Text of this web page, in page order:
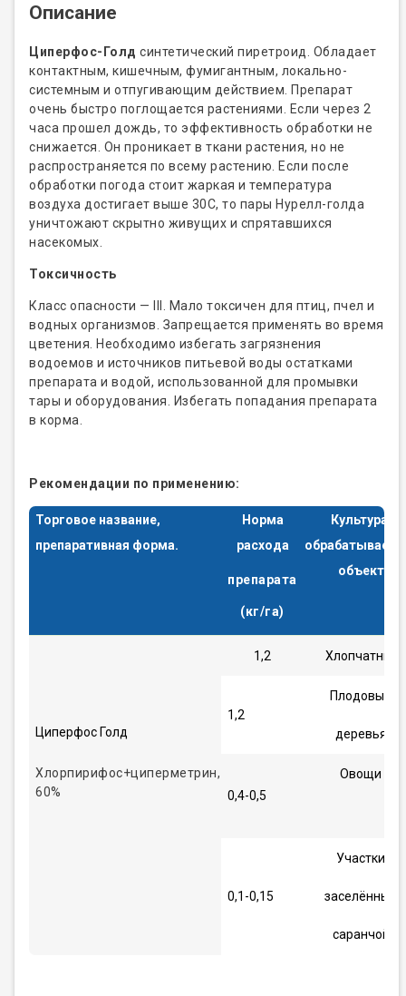
Описание
Циперфос-Голд синтетический пиретроид. Обладает
контактным, кишечным, фумигантным, локально-
системным и отпугивающим действием. Препарат
очень быстро поглощается растениями. Если через 2
часа прошел дождь, то эффективность обработки не
снижается. Он проникает в ткани растения, но не
распространяется по всему растению. Если после
обработки погода стоит жаркая и температура
воздуха достигает выше 30С, то пары Нурелл-голда
уничтожают скрытно живущих и спрятавшихся
насекомых.
Токсичность
Класс опасности — III. Мало токсичен для птиц, пчел и
водных организмов. Запрещается применять во время
цветения. Необходимо избегать загрязнения
водоемов и источников питьевой воды остатками
препарата и водой, использованной для промывки
тары и оборудования. Избегать попадания препарата
в корма.
Рекомендации по применению:
Торговое название,
препаративная форма.
Норма
расхода
препарата
(кг/га)
Культура,
объект
Циперфос Голд
Хлорпирифос+циперметрин,
60%
1,2 Хлопчатник
1,2
Плодовые
деревья
0,4-0,5
Овощи
0,1-0,15
Участки
заселённые
саранчой